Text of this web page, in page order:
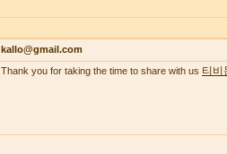
kallo@gmail.com
Thank you for taking the time to share with us 티비